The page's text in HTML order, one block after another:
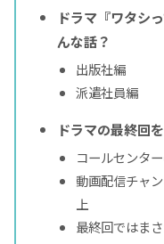
ドラマ『ワタシ
んな話？
出版社編
派遣社員編
ドラマの最終回
コールセンタ
動画配信チャ
上
最終回ではま